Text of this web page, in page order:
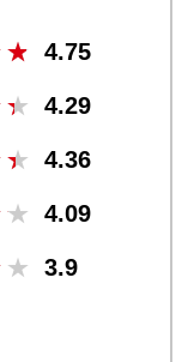
4.75
4.29
4.36
4.09
3.9